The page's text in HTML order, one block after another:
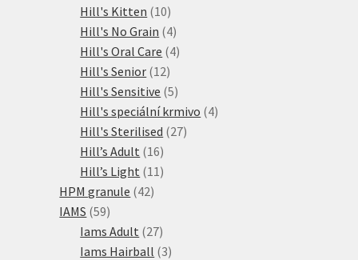
Hill's Kitten 1010
produktů
Hill's No Grain 44
produkty
Hill's Oral Care 44
Hill's Senior 1212
produktů
Hill's Sensitive 55
produktů
Hill's speciální krmivo 44
Hill's Sterilised 2727
Hill’s Adult 1616
produktů
Hill’s Light 11 11
HPM granule 4242
IAMS 5959
produktů
Iams Adult 2727
produktů
Iams Hairball 33